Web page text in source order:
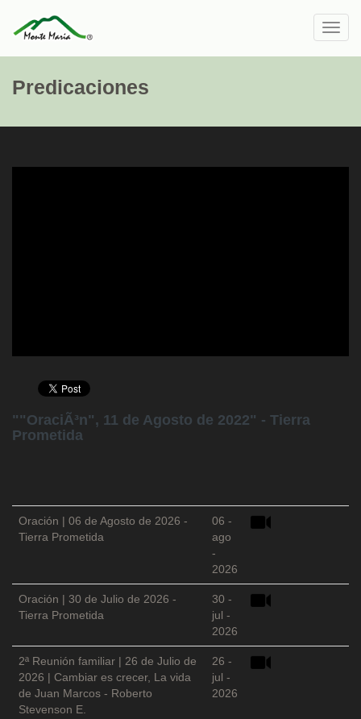
Predicaciones
""OraciÃ³n", 11 de Agosto de 2022" - Tierra
Prometida
Oración | 06 de Agosto de 2026 -
Tierra Prometida
06 -
ago
-
2026
Oración | 30 de Julio de 2026 -
Tierra Prometida
30 -
jul -
2026
2ª Reunión familiar | 26 de Julio de
2026 | Cambiar es crecer, La vida
de Juan Marcos - Roberto
Stevenson E.
26 -
jul -
2026